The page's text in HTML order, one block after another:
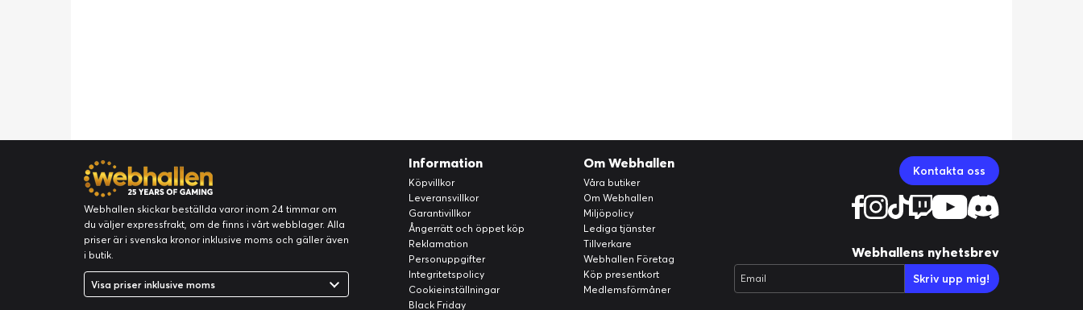
Webhallen skickar beställda varor inom 24 timmar om
du väljer expressfrakt, om de finns i vårt webblager. Alla
priser är i svenska kronor inklusive moms och gäller även
i butik.
Visa priser inklusive moms
Information
Köpvillkor
Leveransvillkor
Garantivillkor
Ångerrätt och öppet köp
Reklamation
Personuppgifter
Integritetspolicy
Cookieinställningar
Black Friday
Om Webhallen
Våra butiker
Om Webhallen
Miljöpolicy
Lediga tjänster
Tillverkare
Webhallen Företag
Köp presentkort
Medlemsförmåner
Kontakta oss
Webhallens nyhetsbrev
Email Skriv upp mig!